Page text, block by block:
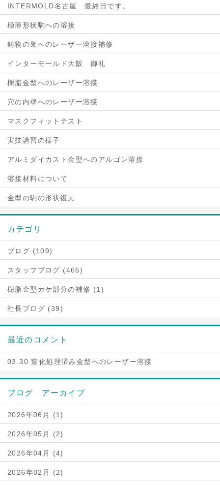
INTERMOLD名古屋 最終日です。
極薄形状駒への溶接
鋳物の巣へのレーザー溶接補修
インターモールド大阪 御礼
樹脂金型へのレーザー溶接
穴の内壁へのレーザー溶接
マスクフィットテスト
実技講習の様子
アルミダイカスト金型へのアルゴン溶接
溶接材料について
金型の駒の形状復元
カテゴリ
ブログ (109)
スタッフブログ (466)
樹脂金型カケ部分の補修 (1)
社長ブログ (39)
最近のコメント
03.30 窒化処理済み金型へのレーザー溶接
ブログ アーカイブ
2026年06月 (1)
2026年05月 (2)
2026年04月 (4)
2026年02月 (2)